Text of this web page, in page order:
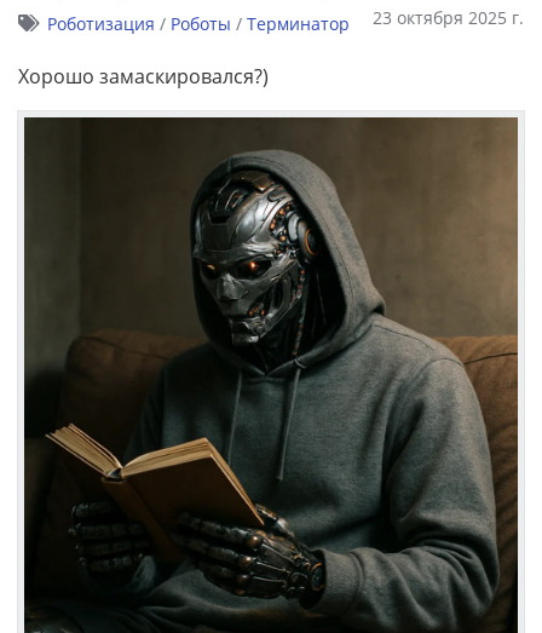
23 октября 2025 г.
Роботизация / Роботы / Терминатор
Хорошо замаскировался?)